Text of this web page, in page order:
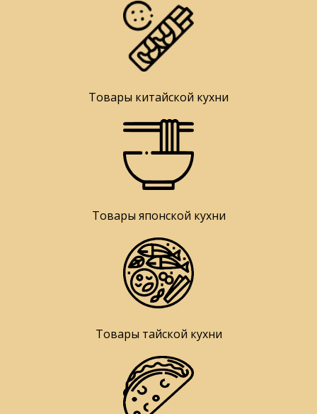
Товары китайской кухни
Товары японской кухни
Товары тайской кухни